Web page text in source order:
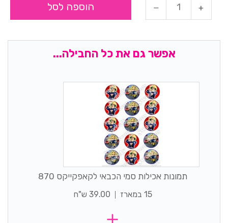
הוספה לסל
אפשר גם את כל החבילה...
תמונות אכילות סמי הכבאי לקאפקייקס 870
15 במארז 39.00 ש"ח